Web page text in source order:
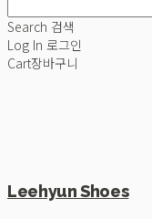
Search 검색
Log In 로그인
Cart장바구니
Leehyun Shoes